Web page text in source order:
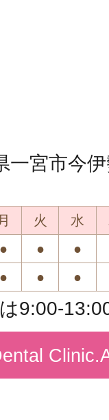
宮市今伊
月 火 水
● ●
●
● ● ●
9:00-